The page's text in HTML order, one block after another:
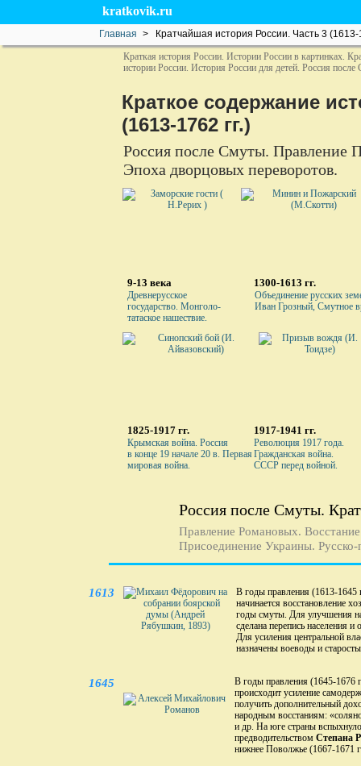
В годы правления (1613-1645
начинается восстановление
годы смуты. Для улучшения
сделана перепись населения и
Для усиления центральной
назначены воеводы и
Краткое содержание
(1613-1762 гг.)
Россия после Смуты.
Правление Романовых.
Присоединение Украины.
Россия после Смуты. Правление
Эпоха дворцовых переворотов.
Объединение русских
Иван Грозный, Смутное
Древнерусское
государство. Монголо-
татаское нашествие.
Революция 1917 года.
Гражданская война.
СССР перед войной.
Крымская война. Россия
в конце 19 начале 20 в. Первая
мировая война.
1300-1613 гг.
9-13 века
1825-1917 гг. 1917-1941 гг.
Краткая история России. Истории России в картинках.
истории России. История России для детей. Россия
1613
1645
В годы правления (1645-1676
происходит усиление
получить дополнительный
народным восстаниям:
и др. На юге страны
предводительством Степана
нижнее Поволжье (1667-1671
Главная > Кратчайшая история России. Часть 3 (1613-
kratkovik.ru